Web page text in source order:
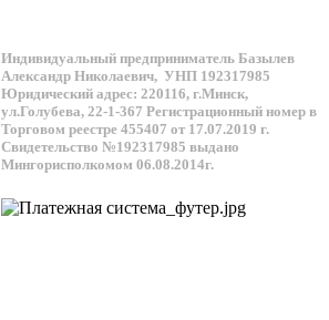
Индивидуальный предприниматель Базылев
Александр Николаевич, УНП 192317985
Юридический адрес: 220116, г.Минск,
ул.Голубева, 22-1-367 Регистрационный номер в
Торговом реестре 455407 от 17.07.2019 г.
Свидетельство №192317985 выдано
Мингорисполкомом 06.08.2014г.